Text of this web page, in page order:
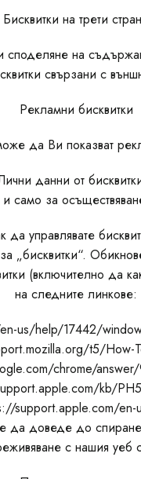
Бисквитки на трети
споделяне на
свързани с
Рекламни бисквитки
да Ви показват
данни от
само за
да управлявате
„бисквитки“.
(включително
на следните линкове:
us/help/17442/
t5/How-
chrome/
kb/
support.apple.com/
доведе до
с нашия уеб